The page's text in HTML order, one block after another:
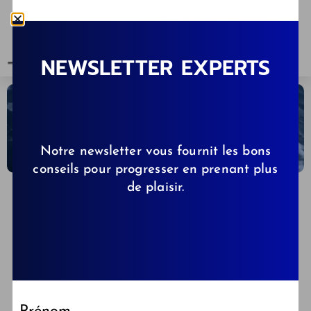
NEWSLETTER EXPERTS
Notre newsletter vous fournit les bons
conseils pour progresser en prenant plus
de plaisir.